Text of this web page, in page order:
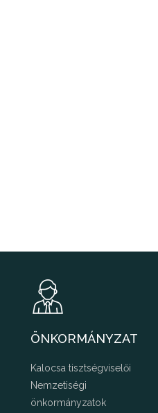
ÖNKORMÁNYZAT
Kalocsa tisztségviselői
Nemzetiségi
önkormányzatok